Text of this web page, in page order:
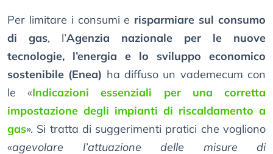
Per limitare i consumi e risparmiare sul consumo
di gas, l’Agenzia nazionale per le nuove
tecnologie, l’energia e lo sviluppo economico
sostenibile (Enea) ha diffuso un vademecum con
le «Indicazioni essenziali per una corretta
impostazione degli impianti di riscaldamento a
gas». Si tratta di suggerimenti pratici che vogliono
«agevolare l’attuazione delle misure di